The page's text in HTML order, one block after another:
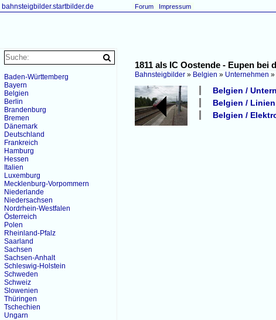
bahnsteigbilder.startbilder.de Forum Impressum
1811 als IC Oostende - Eupen
Bahnsteigbilder » Belgien » Unternehmen »
Belgien /
Belgien /
Belgien /
Baden-Württemberg
Bayern
Belgien
Berlin
Brandenburg
Bremen
Dänemark
Deutschland
Frankreich
Hamburg
Hessen
Italien
Luxemburg
Mecklenburg-Vorpommern
Niederlande
Niedersachsen
Nordrhein-Westfalen
Österreich
Polen
Rheinland-Pfalz
Saarland
Sachsen
Sachsen-Anhalt
Schleswig-Holstein
Schweden
Schweiz
Slowenien
Thüringen
Tschechien
Ungarn